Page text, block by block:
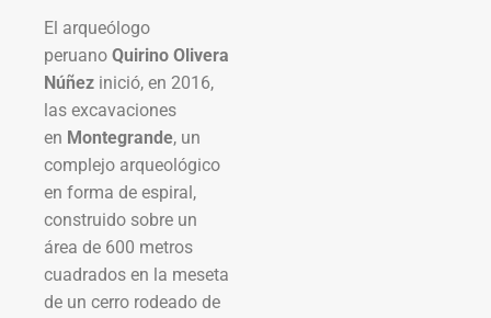
El arqueólogo
peruano Quirino Olivera
Núñez inició, en 2016,
las excavaciones
en Montegrande, un
complejo arqueológico
en forma de espiral,
construido sobre un
área de 600 metros
cuadrados en la meseta
de un cerro rodeado de